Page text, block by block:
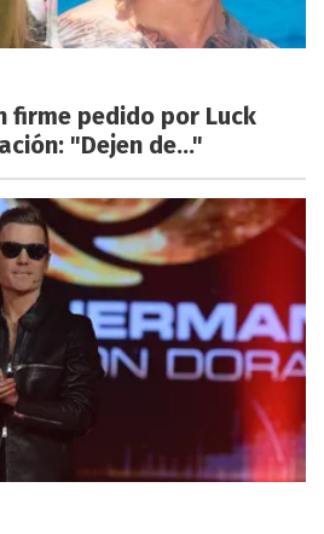
firme pedido por Luck
"Dejen de..."